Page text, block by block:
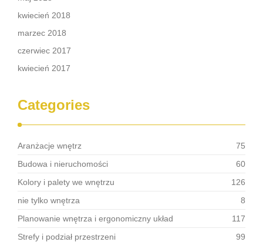
kwiecień 2018
marzec 2018
czerwiec 2017
kwiecień 2017
Categories
Aranżacje wnętrz
75
Budowa i nieruchomości
60
Kolory i palety we wnętrzu
126
nie tylko wnętrza
8
Planowanie wnętrza i ergonomiczny układ
117
Strefy i podział przestrzeni
99